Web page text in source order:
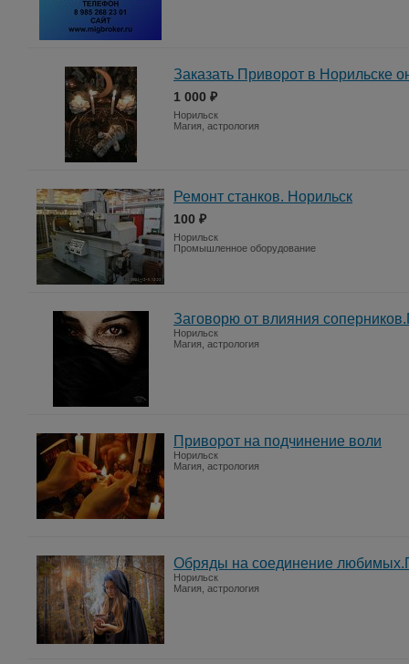
Заказать Приворот в Норильске
1 000 ₽
Норильск
Магия, астрология
Ремонт станков. Норильск
100 ₽
Норильск
Промышленное оборудование
Заговорю от влияния
Норильск
Магия, астрология
Приворот на подчинение воли
Норильск
Магия, астрология
Обряды на соединение
Норильск
Магия, астрология